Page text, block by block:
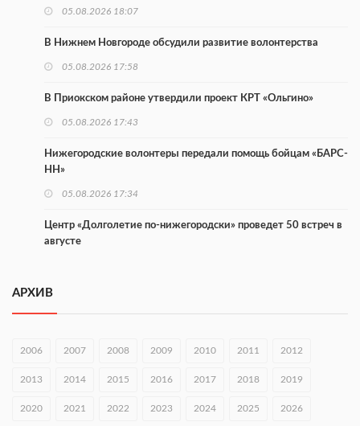
05.08.2026 18:07
В Нижнем Новгороде обсудили развитие волонтерства
05.08.2026 17:58
В Приокском районе утвердили проект КРТ «Ольгино»
05.08.2026 17:43
Нижегородские волонтеры передали помощь бойцам «БАРС-
НН»
05.08.2026 17:34
Центр «Долголетие по-нижегородски» проведет 50 встреч в
августе
Совет молодых ученых начал работу при правительстве
региона
АРХИВ
2006 2007 2008 2009 2010 2011 2012
2013 2014 2015 2016 2017 2018 2019
2020 2021 2022 2023 2024 2025 2026